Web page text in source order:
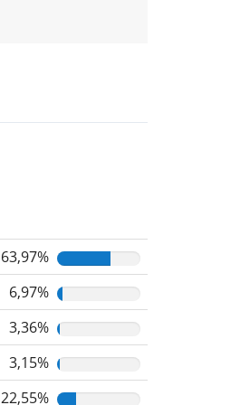
63,97%
6,97%
3,36%
3,15%
22,55%